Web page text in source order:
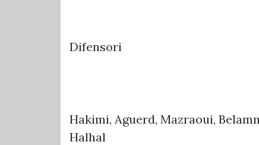
Difensori
Hakimi, Aguerd, Mazraoui,
Halhal